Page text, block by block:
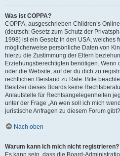
Was ist COPPA?
COPPA, ausgeschrieben Children’s
(deutsch: Gesetz zum Schutz der
1998) ist ein Gesetz in den USA, welches
möglicherweise persönliche Daten von
hierzu die Zustimmung der Eltern
Erziehungsberechtigten benötigen. Wenn
oder die Website, auf der du dich zu
rechtlichen Beistand zu Rate. Bitte
Besitzer dieses Boards keine
Anlaufstelle für Rechtsangelegenheiten
unter der Frage „An wen soll ich mich
juristische Anfragen zu diesem Forum
Nach oben
Warum kann ich mich nicht registrieren?
Es kann sein, dass die Board-